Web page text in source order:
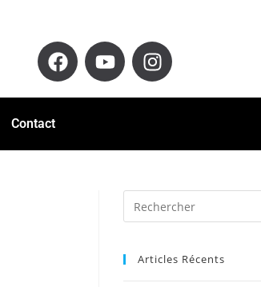
Contact
Articles Récents